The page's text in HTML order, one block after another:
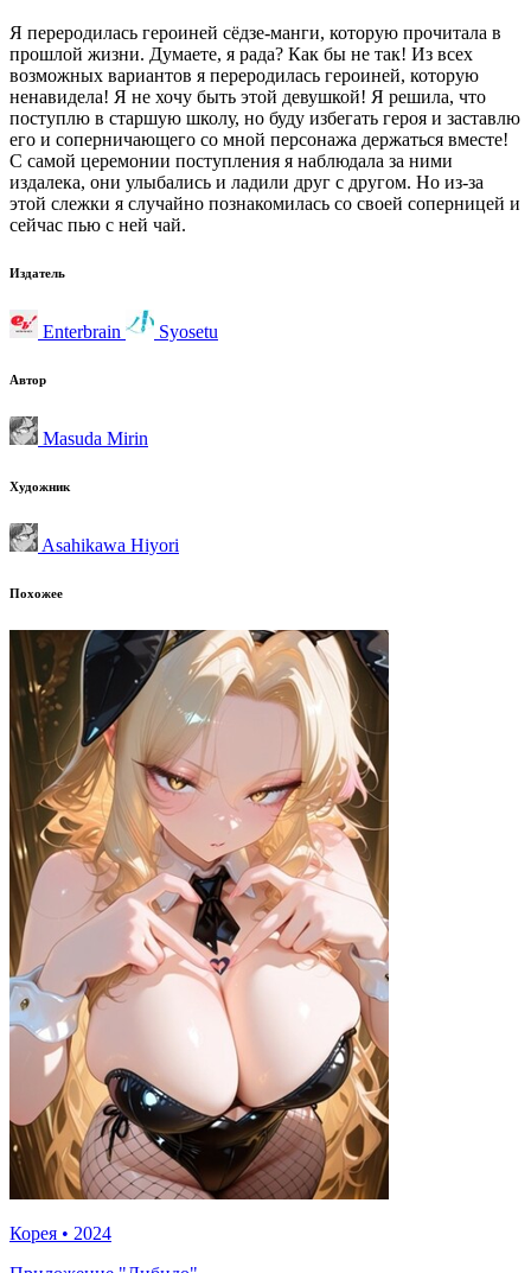
Я переродилась героиней сёдзе-манги, которую прочитала в
прошлой жизни. Думаете, я рада? Как бы не так! Из всех
возможных вариантов я переродилась героиней, которую
ненавидела! Я не хочу быть этой девушкой! Я решила, что
поступлю в старшую школу, но буду избегать героя и заставлю
его и соперничающего со мной персонажа держаться вместе!
С самой церемонии поступления я наблюдала за ними
издалека, они улыбались и ладили друг с другом. Но из-за
этой слежки я случайно познакомилась со своей соперницей и
сейчас пью с ней чай.
Издатель
Enterbrain Syosetu
Автор
Masuda Mirin
Художник
Asahikawa Hiyori
Похожее
Корея • 2024